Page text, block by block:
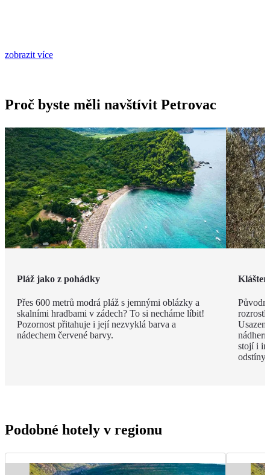
zobrazit více
Proč byste měli navštívit Petrovac
Pláž jako z pohádky
Přes 600 metrů modrá pláž s jemnými oblázky a
skalními hradbami v zádech? To si necháme líbit!
Pozornost přitahuje i její nezvyklá barva a
nádechem červené barvy.
Klášter
rozrostl
stojí i
odstíny
Podobné hotely v regionu